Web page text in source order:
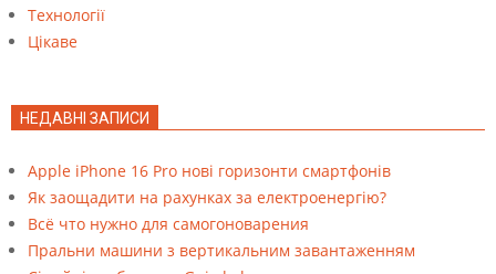
Технології
Цікаве
НЕДАВНІ ЗАПИСИ
Apple iPhone 16 Pro нові горизонти смартфонів
Як заощадити на рахунках за електроенергію?
Всё что нужно для самогоноварения
Пральни машини з вертикальним завантаженням